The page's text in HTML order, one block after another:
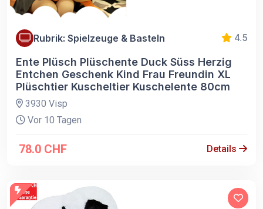
Rubrik: Spielzeuge & Basteln 4.5
Ente Plüsch Plüschente Duck Süss Herzig
Entchen Geschenk Kind Frau Freundin XL
Plüschtier Kuscheltier Kuschelente 80cm
3930 Visp
Vor 10 Tagen
78.0 CHF Details